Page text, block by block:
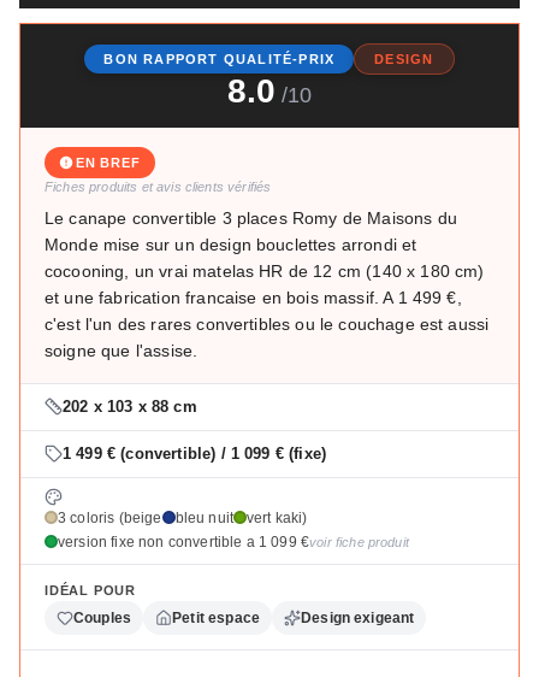
BON RAPPORT QUALITÉ-PRIX DESIGN
8.0 /10
EN BREF
Fiches produits et avis clients vérifiés
Le canape convertible 3 places Romy de Maisons du
Monde mise sur un design bouclettes arrondi et
cocooning, un vrai matelas HR de 12 cm (140 x 180 cm)
et une fabrication francaise en bois massif. A 1 499 €,
c'est l'un des rares convertibles ou le couchage est aussi
soigne que l'assise.
202 x 103 x 88 cm
1 499 € (convertible) / 1 099 € (fixe)
3 coloris (beige bleu nuit
vert kaki)
version fixe non convertible a 1 099 €voir fiche produit
IDÉAL POUR
Couples Petit espace Design exigeant